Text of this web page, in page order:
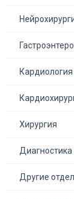
Кардиология
Хирургия
Диагностика
Другие